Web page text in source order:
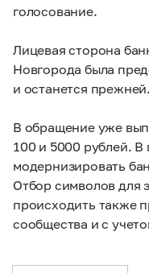
голосование.
Лицевая сторона
Новгорода была
и останется прежней.
В обращение уже
100 и 5000 рублей. В
модернизировать
Отбор символов для
происходить также
сообщества и с